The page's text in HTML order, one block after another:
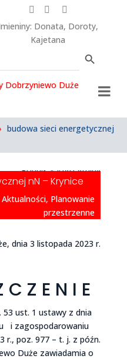
  
: Donata, Doroty,
Kajetana
budowa sieci energetycznej
nN – Krynice
Aktualności, Planowanie
przestrzenne
dnia 3 listopada 2023 r.
C Z E N I E
ust. 1 ustawy z dnia
i zagospodarowaniu
r., poz. 977 – t. j. z późn.
Duże zawiadamia o